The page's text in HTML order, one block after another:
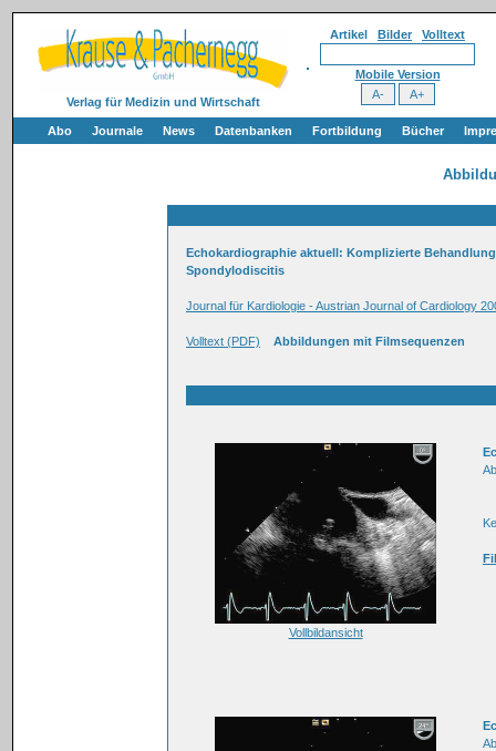
Verlag für Medizin und Wirtschaft
Artikel Bilder Volltext
Mobile Version
Abo Journale News Datenbanken Fortbildung Bücher
Echokardiographie aktuell: Komplizierte
Spondylodiscitis
Journal für Kardiologie - Austrian Journal of Cardiology
Volltext (PDF) Abbildungen mit Filmsequenzen
Vollbildansicht